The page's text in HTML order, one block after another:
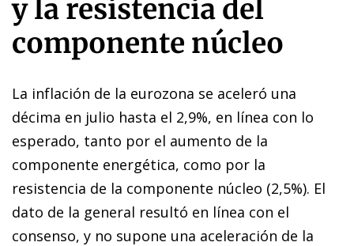
y la resistencia del
componente núcleo
La inflación de la eurozona se aceleró una
décima en julio hasta el 2,9%, en línea con lo
esperado, tanto por el aumento de la
componente energética, como por la
resistencia de la componente núcleo (2,5%). El
dato de la general resultó en línea con el
consenso, y no supone una aceleración de la